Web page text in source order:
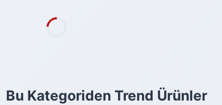
Bu Kategoriden Trend Ürünler